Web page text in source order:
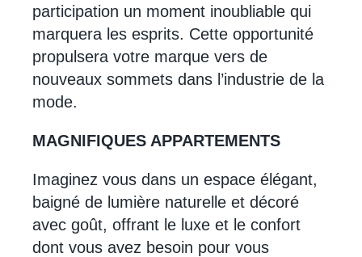
participation un moment inoubliable qui
marquera les esprits. Cette opportunité
propulsera votre marque vers de
nouveaux sommets dans l’industrie de la
mode.
MAGNIFIQUES APPARTEMENTS
Imaginez vous dans un espace élégant,
baigné de lumière naturelle et décoré
avec goût, offrant le luxe et le confort
dont vous avez besoin pour vous